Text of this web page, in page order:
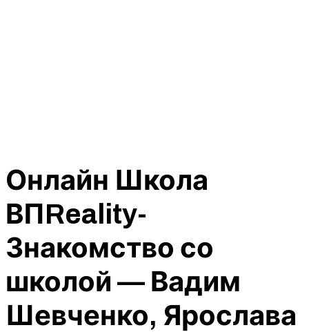
Онлайн Школа
ВПReality-
Знакомство со
школой — Вадим
Шевченко, Ярослава